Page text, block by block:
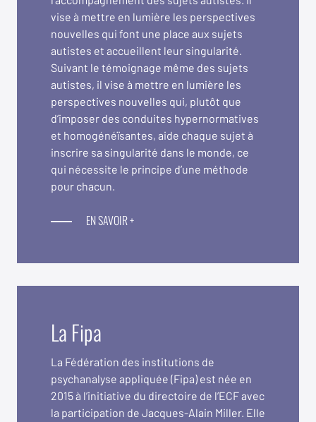
vise à mettre en lumière les perspectives
nouvelles qui font une place aux sujets
autistes et accueillent leur singularité.
Suivant le témoignage même des sujets
autistes, il vise à mettre en lumière les
perspectives nouvelles qui, plutôt que
d’imposer des conduites hypernormatives
et homogénéïsantes, aide chaque sujet à
inscrire sa singularité dans le monde, ce
qui nécessite le principe d’une méthode
pour chacun.
EN SAVOIR +
La Fipa
La Fédération des institutions de
psychanalyse appliquée (Fipa) est née en
2015 à l’initiative du directoire de l’ECF avec
la participation de Jacques-Alain Miller. Elle